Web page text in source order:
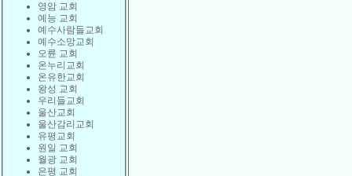
영암 교회
예능 교회
예수사람들교회
예수소망교회
오륜 교회
온누리교회
온유한교회
왕성 교회
우리들교회
울산교회
울산감리교회
유평교회
원일 교회
월광 교회
은평 교회